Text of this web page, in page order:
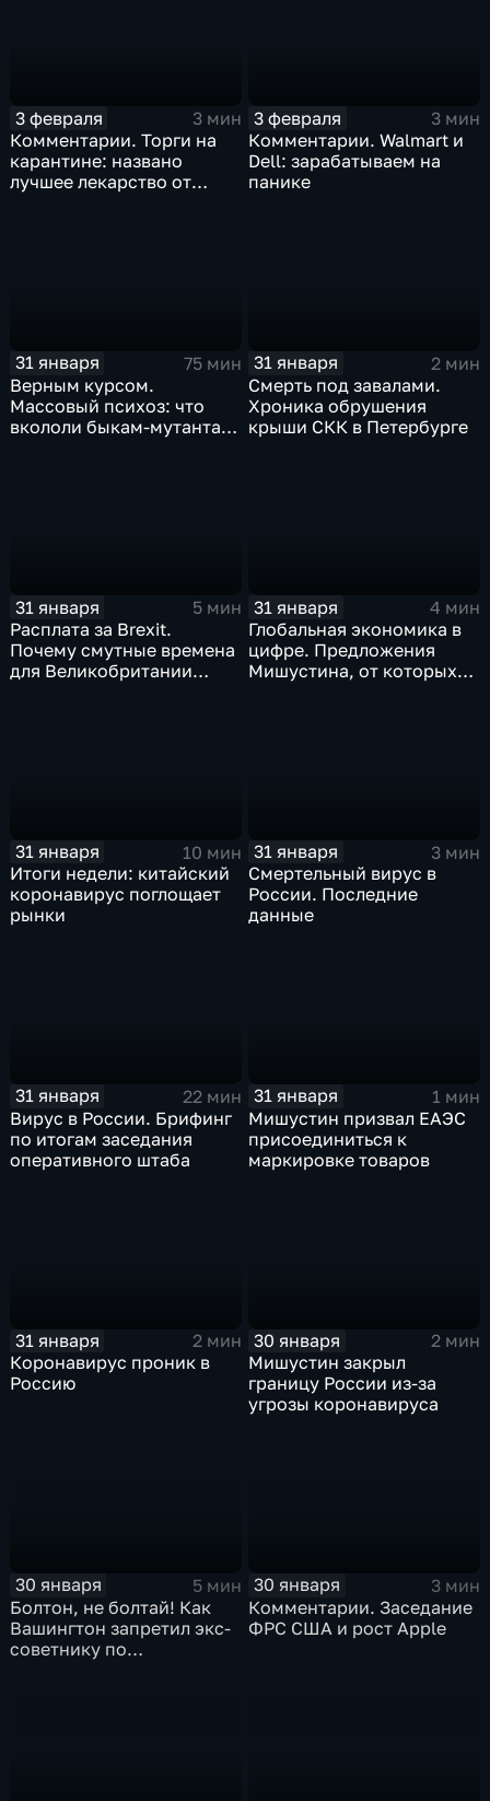
3 февраля
3 мин
Комментарии. Торги на
карантине: названо
лучшее лекарство от
3 февраля
3 мин
Комментарии. Walmart и
Dell: зарабатываем на
панике
31 января
75 мин
Верным курсом.
Массовый психоз: что
вкололи быкам-мутантам,
31 января
2 мин
Смерть под завалами.
Хроника обрушения
крыши СКК в Петербурге
31 января
5 мин
Расплата за Brexit.
Почему смутные времена
для Великобритании
31 января
4 мин
Глобальная экономика в
цифре. Предложения
Мишустина, от которых
31 января
10 мин
Итоги недели: китайский
коронавирус поглощает
рынки
31 января
3 мин
Смертельный вирус в
России. Последние
данные
31 января
22 мин
Вирус в России. Брифинг
по итогам заседания
оперативного штаба
31 января
1 мин
Мишустин призвал ЕАЭС
присоединиться к
маркировке товаров
31 января
2 мин
Коронавирус проник в
Россию
30 января
2 мин
Мишустин закрыл
границу России из-за
угрозы коронавируса
30 января
5 мин
Болтон, не болтай! Как
Вашингтон запретил экс-
советнику по
30 января
3 мин
Комментарии. Заседание
ФРС США и рост Apple